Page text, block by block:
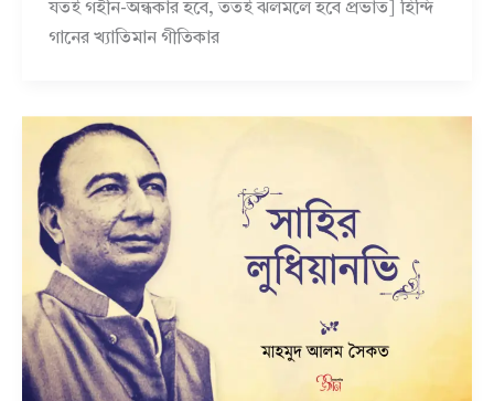
যতই গহীন-অন্ধকার হবে, ততই ঝলমলে হবে প্রভাত] হিন্দি
গানের খ্যাতিমান গীতিকার